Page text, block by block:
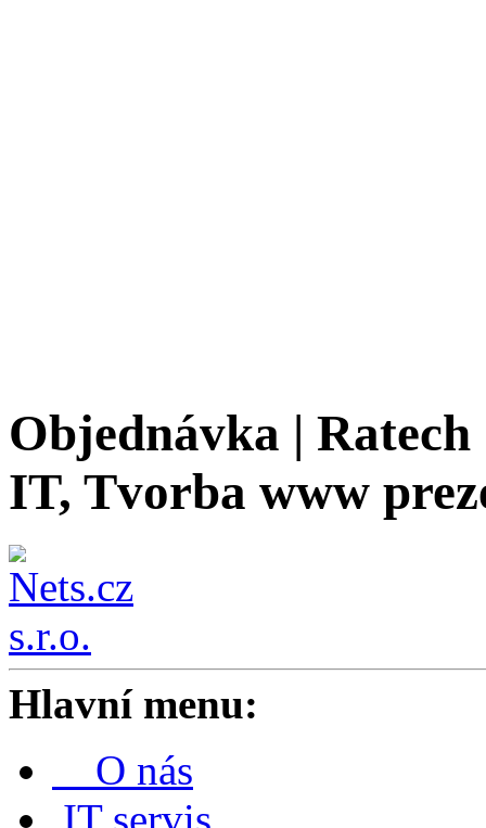
Objednávka |
IT, Tvorba www
Hlavní menu:
O nás
IT servis